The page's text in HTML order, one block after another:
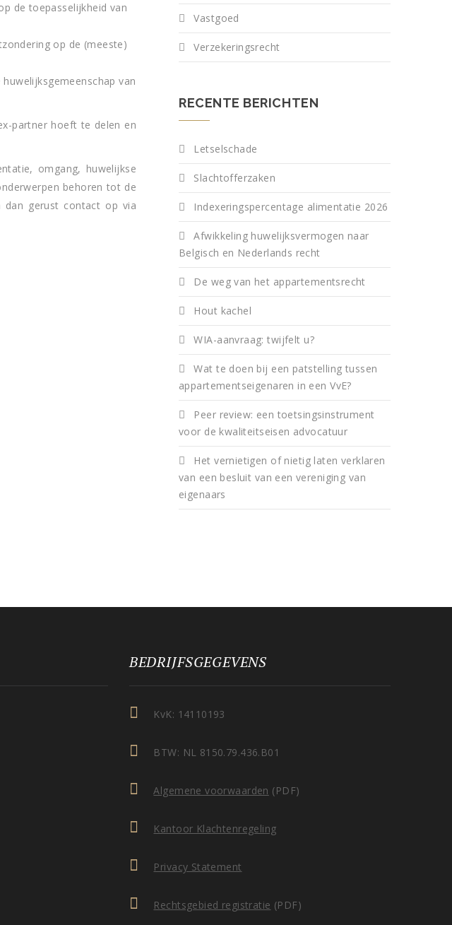
de toepasselijkheid van
op de (meeste)
van
partner hoeft te delen en
omgang, huwelijkse
behoren tot de
dan gerust contact op via
Vastgoed
Verzekeringsrecht
RECENTE BERICHTEN
Letselschade
Slachtofferzaken
Indexeringspercentage alimentatie 2026
Afwikkeling huwelijksvermogen naar
Belgisch en Nederlands recht
De weg van het appartementsrecht
Hout kachel
WIA-aanvraag: twijfelt u?
Wat te doen bij een patstelling tussen
appartementseigenaren in een VvE?
Peer review: een toetsingsinstrument
voor de kwaliteitseisen advocatuur
Het vernietigen of nietig laten verklaren
van een besluit van een vereniging van
eigenaars
BEDRIJFSGEGEVENS
KvK: 14110193
BTW: NL 8150.79.436.B01
Algemene voorwaarden (PDF)
Kantoor Klachtenregeling
Privacy Statement
Rechtsgebied registratie (PDF)